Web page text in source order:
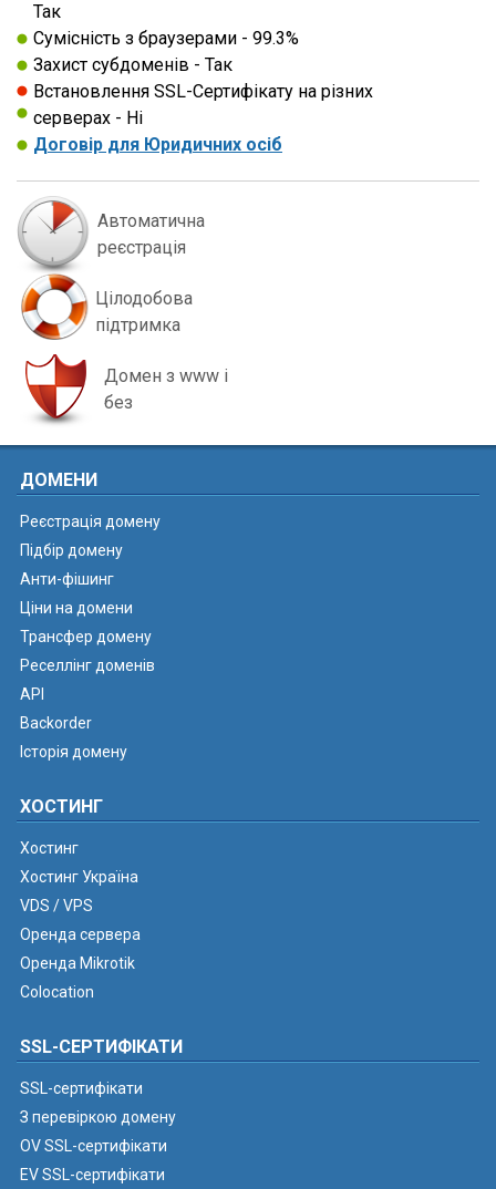
Так
Сумісність з браузерами - 99.3%
Захист субдоменів - Так
Встановлення SSL-Сертифікату на різних
серверах - Нi
Договір для Юридичних осіб
Автоматична
реєстрація
Цілодобова
підтримка
Домен з www і
без
ДОМЕНИ
Реєстрація домену
Підбір домену
Анти-фішинг
Ціни на домени
Трансфер домену
Реселлінг доменів
API
Backorder
Історія домену
ХОСТИНГ
Хостинг
Хостинг Україна
VDS / VPS
Оренда сервера
Оренда Mikrotik
Colocation
SSL-СЕРТИФІКАТИ
SSL-сертифікати
З перевіркою домену
OV SSL-сертифікати
EV SSL-сертифікати